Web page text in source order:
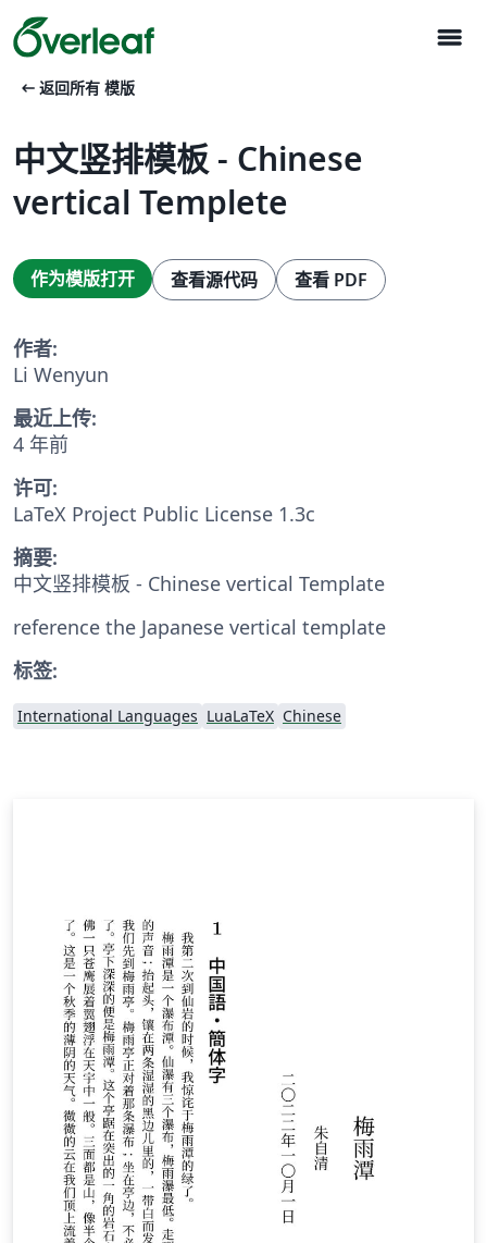
menu
arrow_left_alt 返回所有 模版
中文竖排模板 - Chinese
vertical Templete
作为模版打开 查看源代码 查看 PDF
作者:
Li Wenyun
最近上传:
4 年前
许可:
LaTeX Project Public License 1.3c
摘要:
中文竖排模板 - Chinese vertical Template
reference the Japanese vertical template
标签:
International Languages LuaLaTeX Chinese